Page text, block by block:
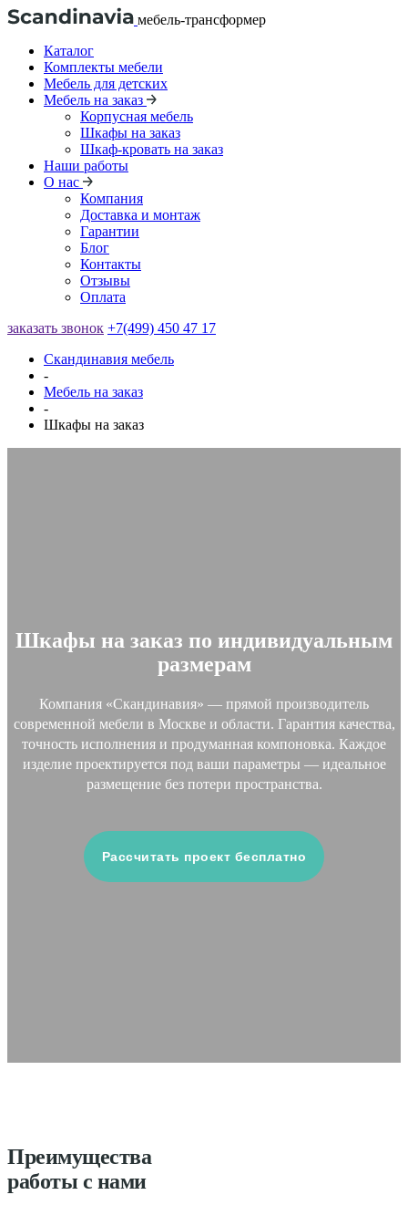
мебель-трансформер
Каталог
Комплекты мебели
Мебель для детских
Мебель на заказ
Корпусная мебель
Шкафы на заказ
Шкаф-кровать на заказ
Наши работы
О нас
Компания
Доставка и монтаж
Гарантии
Блог
Контакты
Отзывы
Оплата
заказать звонок +7(499) 450 47 17
Скандинавия мебель
-
Мебель на заказ
-
Шкафы на заказ
Шкафы на заказ по индивидуальным
размерам
Компания «Скандинавия» — прямой производитель
современной мебели в Москве и области. Гарантия качества,
точность исполнения и продуманная компоновка. Каждое
изделие проектируется под ваши параметры — идеальное
размещение без потери пространства.
Рассчитать проект бесплатно
Преимущества
работы с нами